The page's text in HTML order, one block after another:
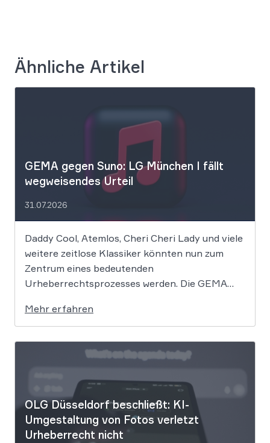
Ähnliche Artikel
GEMA gegen Suno: LG München I fällt
wegweisendes Urteil
31.07.2026
Daddy Cool, Atemlos, Cheri Cheri Lady und viele
weitere zeitlose Klassiker könnten nun zum
Zentrum eines bedeutenden
Urheberrechtsprozesses werden. Die GEMA
die Rechte ihrer Mitglieder verteidigen. Dem
Unternehmen hinter der populären KI-Musik-
App werden massive
Urheberrechtsverletzungen vorgeworfen. Die
Mehr erfahren
OLG Düsseldorf beschließt: KI-
Umgestaltung von Fotos verletzt
Urheberrecht nicht